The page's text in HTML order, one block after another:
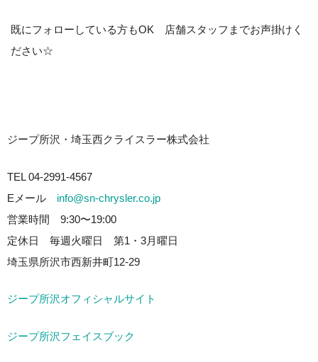
既にフォローしている方もOK 店舗スタッフまでお声掛けく
ださい☆
ジープ所沢・埼玉西クライスラー株式会社
TEL 04-2991-4567
Eメール info@sn-chrysler.co.jp
営業時間 9:30〜19:00
定休日 毎週火曜日 第1・3月曜日
埼玉県所沢市西新井町12-29
ジープ所沢オフィシャルサイト
ジープ所沢フェイスブック